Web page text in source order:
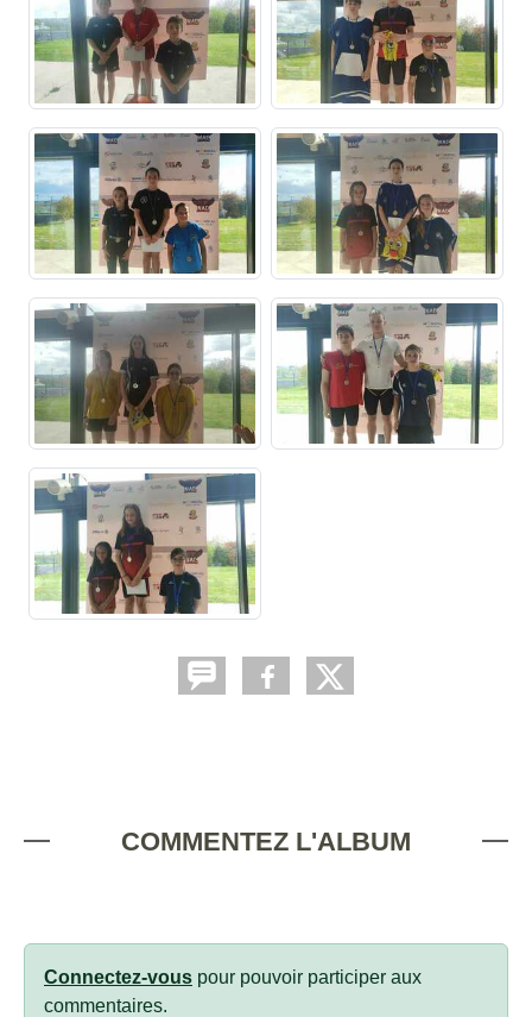
COMMENTEZ L'ALBUM
Connectez-vous pour pouvoir participer aux
commentaires.